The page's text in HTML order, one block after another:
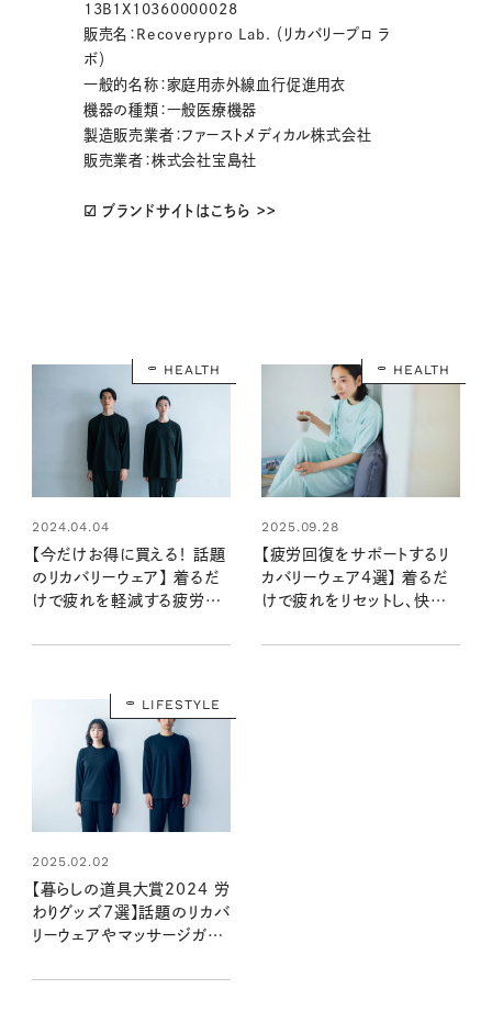
13B1X10360000028
販売名：Recoverypro Lab. （リカバリープロ ラ
ボ）
一般的名称：家庭用赤外線血行促進用衣
機器の種類：一般医療機器
製造販売業者：ファーストメディカル株式会社
販売業者：株式会社宝島社
☑ ブランドサイトはこちら >>
HEALTH
2024.04.04
【今だけお得に買える！ 話題
のリカバリーウェア】 着るだ
けで疲れを軽減する疲労回
カラーが再登場！
HEALTH
2025.09.28
【疲労回復をサポートするリ
カバリーウェア4選】 着るだ
けで疲れをリセットし、快適＆
必需品は？
LIFESTYLE
2025.02.02
【暮らしの道具大賞2024 労
わりグッズ7選】話題のリカバ
リーウェアやマッサージガン
目アイテム